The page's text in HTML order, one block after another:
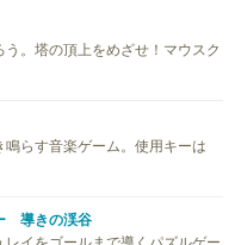
。塔の頂上をめざせ！マウスク
らす音楽ゲーム。使用キーは
導きの渓谷